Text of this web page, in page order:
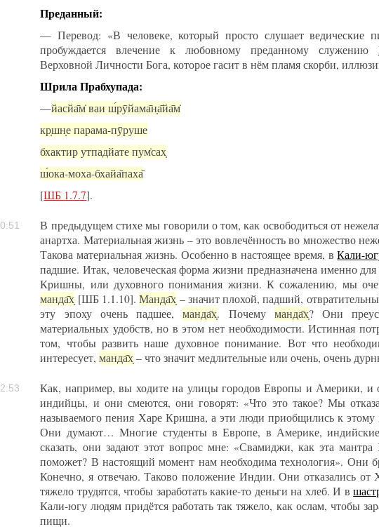
Преданный:
— Перевод: «В человеке, который просто слушает ведические
пробуждается влечение к любовному преданному служению
Верховной Личности Бога, которое гасит в нём пламя скорби,
Шрила Прабхупада:
—йасйа̄м̇ ваи ш́рӯйама̄н̣а̄йа̄м̇
кр̣шн̣е парама-пӯруше
бхактир утпадйате пум̇сах̣
ш́ока-моха-бхайа̄паха̄
[ШБ 1.7.7].
В предыдущем стихе мы говорили о том, как освободиться от
анартха. Материальная жизнь – это вовлечённость во множество
Такова материальная жизнь. Особенно в настоящее время, вКали-
падшие. Итак, человеческая форма жизни предназначена именно для
Кришны, или духовного понимания жизни. К сожалению, мы
манда̄х̣ [ШБ 1.1.10].Манда̄х̣ – значит плохой, падший,
эту эпоху очень падшее,манда̄х̣. Почему манда̄х̣? Они
материальных удобств, но в этом нет необходимости. Истинная
том, чтобы развить наше духовное понимание. Вот что
интересует,манда̄х̣ – что значит медлительные или очень, очень
Как, например, вы ходите на улицы городов Европы и Америки, и
индийцы, и они смеются, они говорят: «Что это такое? Мы
называемого пения Харе Кришна, а эти люди приобщились к
Они думают… Многие студенты в Европе, в Америке,
сказать, они задают этот вопрос мне: «Свамиджи, как эта
поможет? В настоящий момент нам необходима технология». Они
Конечно, я отвечаю. Таково положение Индии. Они отказались
тяжело трудятся, чтобы заработать какие-то деньги на хлеб. И в
Кали-югу людям придётся работать так тяжело, как ослам, чтобы
пищи.